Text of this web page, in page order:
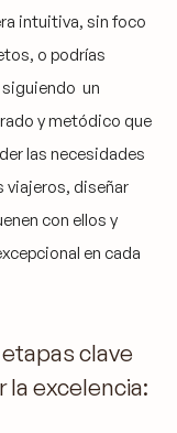
intuitiva, sin foco
o podrías
un
y metódico que
las necesidades
diseñar
con ellos y
en cada
clave
la excelencia: